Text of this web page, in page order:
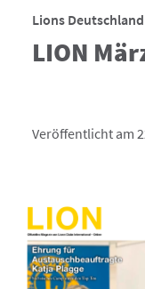
Lions Deutschland
LION
Veröffentlicht am